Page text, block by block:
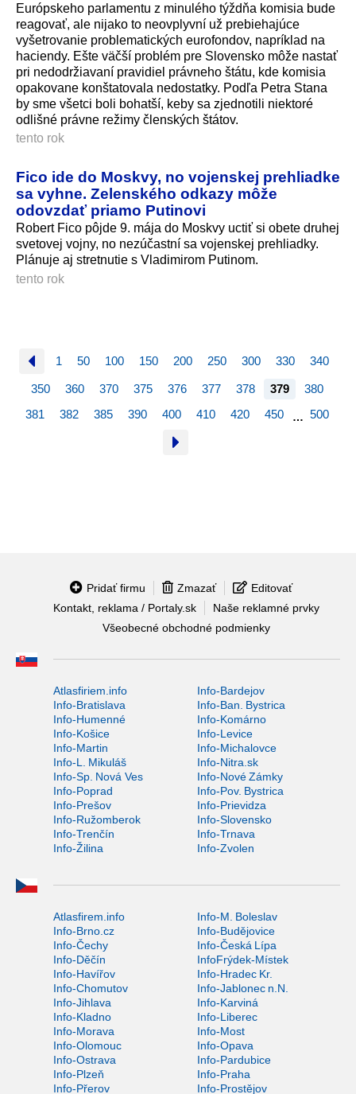
Európskeho parlamentu z minulého týždňa komisia bude
reagovať, ale nijako to neovplyvní už prebiehajúce
vyšetrovanie problematických eurofondov, napríklad na
haciendy. Ešte väčší problém pre Slovensko môže nastať
pri nedodržiavaní pravidiel právneho štátu, kde komisia
opakovane konštatovala nedostatky. Podľa Petra Stana
by sme všetci boli bohatší, keby sa zjednotili niektoré
odlišné právne režimy členských štátov.
tento rok
Fico ide do Moskvy, no vojenskej prehliadke
sa vyhne. Zelenského odkazy môže
odovzdať priamo Putinovi
Robert Fico pôjde 9. mája do Moskvy uctiť si obete druhej
svetovej vojny, no nezúčastní sa vojenskej prehliadky.
Plánuje aj stretnutie s Vladimirom Putinom.
tento rok
1 50 100 150 200 250 300 330 340
350 360 370 375 376 377 378 379
380
381
382 385 390 400 410 420 450 … 500
Pridať firmu Zmazať
Editovať
Kontakt, reklama / Portaly.sk
Naše reklamné prvky
Všeobecné obchodné podmienky
Atlasfiriem.info
Info-Bardejov
Info-Bratislava
Info-Ban. Bystrica
Info-Humenné
Info-Komárno
Info-Košice
Info-Levice
Info-Martin
Info-Michalovce
Info-L. Mikuláš
Info-Nitra.sk
Info-Sp. Nová Ves
Info-Nové Zámky
Info-Poprad
Info-Pov. Bystrica
Info-Prešov
Info-Prievidza
Info-Ružomberok
Info-Slovensko
Info-Trenčín
Info-Trnava
Info-Žilina
Info-Zvolen
Atlasfirem.info
Info-M. Boleslav
Info-Brno.cz
Info-Budějovice
Info-Čechy
Info-Česká Lípa
Info-Děčín
InfoFrýdek-Místek
Info-Havířov
Info-Hradec Kr.
Info-Chomutov
Info-Jablonec n.N.
Info-Jihlava
Info-Karviná
Info-Kladno
Info-Liberec
Info-Morava
Info-Most
Info-Olomouc
Info-Opava
Info-Ostrava
Info-Pardubice
Info-Plzeň
Info-Praha
Info-Přerov
Info-Prostějov